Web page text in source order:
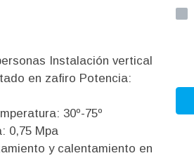
Instalación vertical
en zafiro Potencia:
30º-75º
0,75 Mpa
y calentamiento en